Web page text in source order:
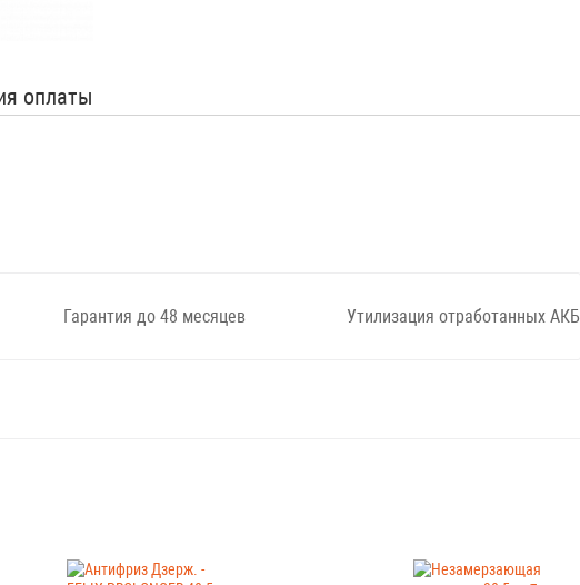
оплаты
Гарантия до 48 месяцев Утилизация отработанных АКБ